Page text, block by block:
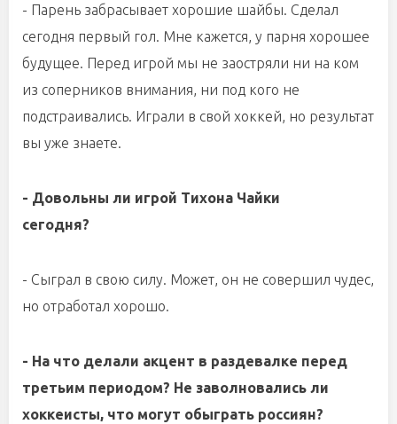
- Парень забрасывает хорошие шайбы. Сделал
сегодня первый гол. Мне кажется, у парня хорошее
будущее. Перед игрой мы не заостряли ни на ком
из соперников внимания, ни под кого не
подстраивались. Играли в свой хоккей, но результат
вы уже знаете.
- Довольны ли игрой Тихона Чайки
- Сыграл в свою силу. Может, он не совершил чудес,
но отработал хорошо.
- На что делали акцент в раздевалке перед
третьим периодом? Не заволновались ли
хоккеисты, что могут обыграть россиян?